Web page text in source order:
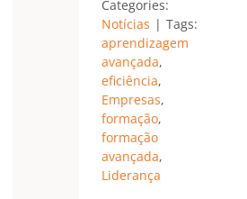
Categories:
Notícias | Tags:
aprendizagem
avançada,
eficiência,
Empresas,
formação,
formação
avançada,
Liderança